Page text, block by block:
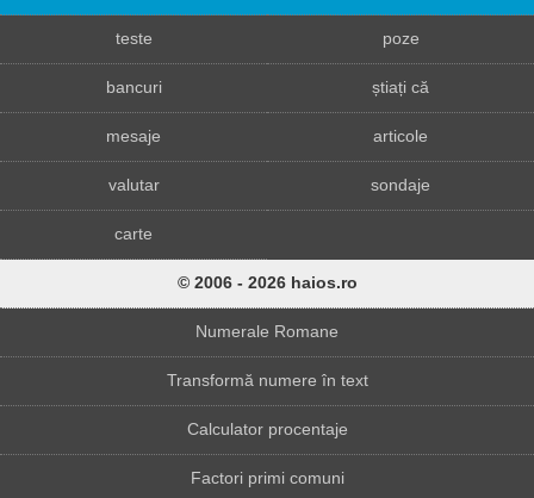
teste poze
bancuri știați că
mesaje articole
valutar sondaje
carte
© 2006 - 2026 haios.ro
Numerale Romane
Transformă numere în text
Calculator procentaje
Factori primi comuni